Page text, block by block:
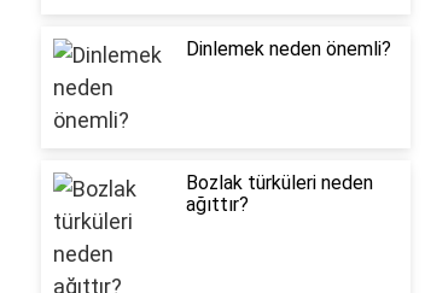
Dinlemek neden önemli?
Bozlak türküleri neden
ağıttır?